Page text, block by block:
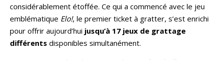
considérablement étoffée. Ce qui a commencé avec le jeu
emblématique Elo!, le premier ticket à gratter, s’est enrichi
pour offrir aujourd’hui jusqu’à 17 jeux de grattage
différents disponibles simultanément.